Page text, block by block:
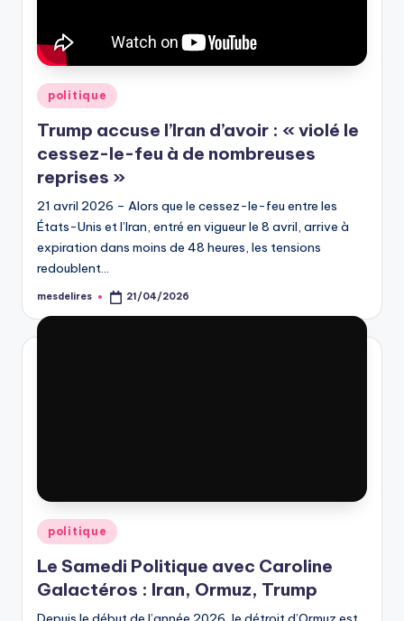
Posted
in
politique
Trump accuse l’Iran d’avoir : « violé le
cessez-le-feu à de nombreuses
reprises »
21 avril 2026 – Alors que le cessez-le-feu entre les
États-Unis et l’Iran, entré en vigueur le 8 avril, arrive à
expiration dans moins de 48 heures, les tensions
redoublent…
Posted
mesdelires 21/04/2026
Posted
in
politique
Le Samedi Politique avec Caroline
Galactéros : Iran, Ormuz, Trump